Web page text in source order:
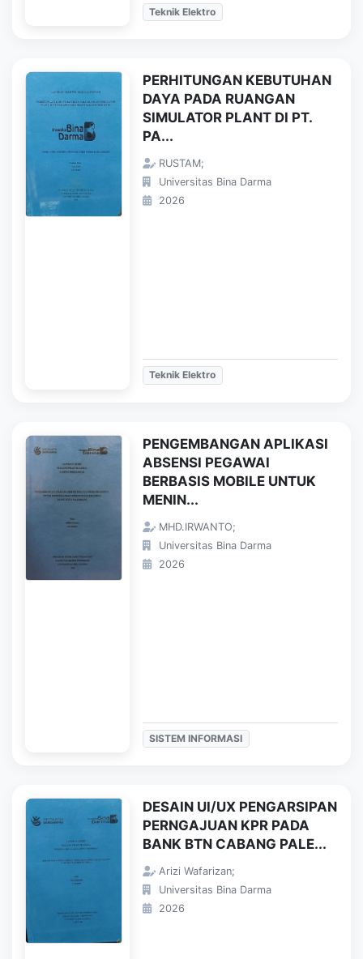
Teknik Elektro
PERHITUNGAN KEBUTUHAN
DAYA PADA RUANGAN
SIMULATOR PLANT DI PT.
PA...
RUSTAM;
Universitas Bina Darma
2026
Teknik Elektro
PENGEMBANGAN APLIKASI
ABSENSI PEGAWAI
BERBASIS MOBILE UNTUK
MENIN...
MHD.IRWANTO;
Universitas Bina Darma
2026
SISTEM INFORMASI
DESAIN UI/UX PENGARSIPAN
PERNGAJUAN KPR PADA
BANK BTN CABANG PALE...
Arizi Wafarizan;
Universitas Bina Darma
2026